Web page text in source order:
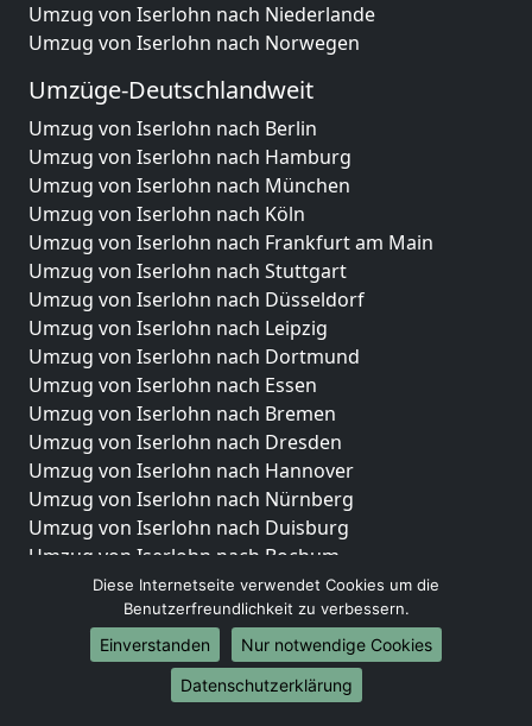
Umzug von Iserlohn nach Niederlande
Umzug von Iserlohn nach Norwegen
Umzüge-Deutschlandweit
Umzug von Iserlohn nach Berlin
Umzug von Iserlohn nach Hamburg
Umzug von Iserlohn nach München
Umzug von Iserlohn nach Köln
Umzug von Iserlohn nach Frankfurt am Main
Umzug von Iserlohn nach Stuttgart
Umzug von Iserlohn nach Düsseldorf
Umzug von Iserlohn nach Leipzig
Umzug von Iserlohn nach Dortmund
Umzug von Iserlohn nach Essen
Umzug von Iserlohn nach Bremen
Umzug von Iserlohn nach Dresden
Umzug von Iserlohn nach Hannover
Umzug von Iserlohn nach Nürnberg
Umzug von Iserlohn nach Duisburg
Umzug von Iserlohn nach Bochum
Umzug von Iserlohn nach Wuppertal
Umzug von Iserlohn nach Bielefeld
Umzug von Iserlohn nach Bonn
Umzug von Iserlohn nach Münster
Diese Internetseite verwendet Cookies um die
Benutzerfreundlichkeit zu verbessern.
Einverstanden
Nur notwendige Cookies
Datenschutzerklärung